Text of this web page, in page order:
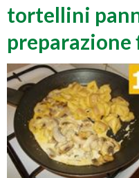
tortellini
preparazione